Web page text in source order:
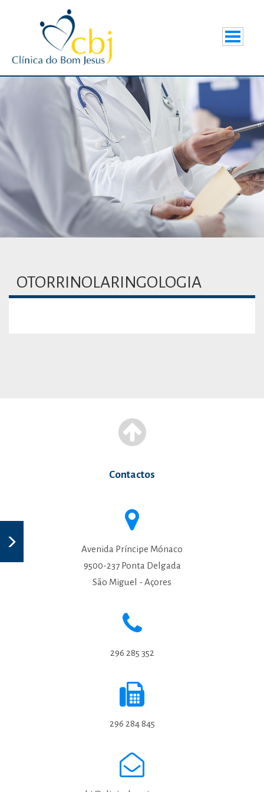
OTORRINOLARINGOLOGIA
Contactos
Avenida Príncipe Mónaco
9500-237 Ponta Delgada
São Miguel - Açores
296 285 352
296 284 845